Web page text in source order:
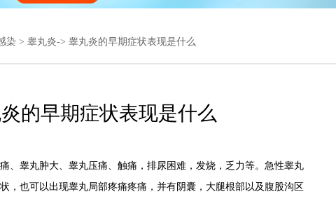
染 > 睾丸炎-> 睾丸炎的早期症状表现是什么
的早期症状表现是什么
睾丸肿大、睾丸压痛、触痛，排尿困难，发烧，乏力等。急性睾丸
，也可以出现睾丸局部疼痛疼痛，并有阴囊，大腿根部以及腹股沟区